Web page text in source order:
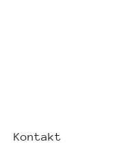
Kontakt